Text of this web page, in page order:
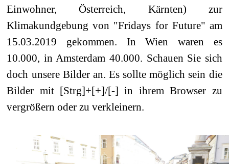
Einwohner, Österreich, Kärnten) zur
Klimakundgebung von "Fridays for Future" am
15.03.2019 gekommen. In Wien waren es
10.000, in Amsterdam 40.000. Schauen Sie sich
doch unsere Bilder an. Es sollte möglich sein die
Bilder mit [Strg]+[+]/[-] in ihrem Browser zu
vergrößern oder zu verkleinern.